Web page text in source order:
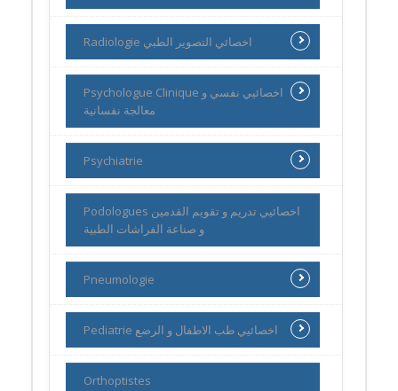
Radiologie اخصائي التصوير الطبي
Psychologue Clinique اخصائيي نفسي و
معالجة نفسانية
Psychiatrie
Podologues اخصائيي تدريم و تقويم القدمين
و صناعة الفراشات الطبية
Pneumologie
Pediatrie اخصائيي طب الاطفال و الرضع
Orthoptistes